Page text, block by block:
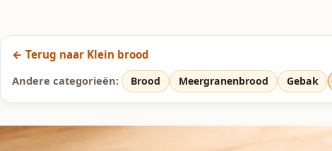
← Terug naar Klein brood
Andere categorieën:
Brood Meergranenbrood Gebak